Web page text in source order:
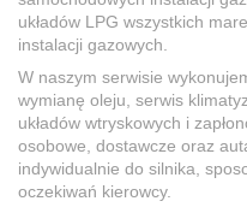
układów LPG wszystkich
instalacji gazowych.
W naszym serwisie
wymianę oleju, serwis
układów wtryskowych i
osobowe, dostawcze oraz
indywidualnie do silnika,
oczekiwań kierowcy.